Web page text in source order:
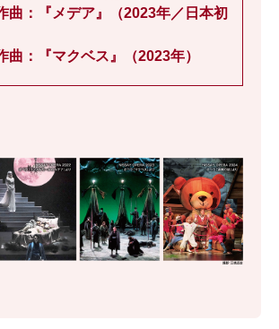
曲：『メデア』（2023年／日本初
曲：『マクベス』（2023年）